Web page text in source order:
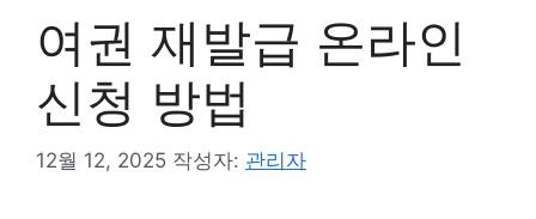
여권 재발급 온라인
신청 방법
12월 12, 2025 작성자: 관리자